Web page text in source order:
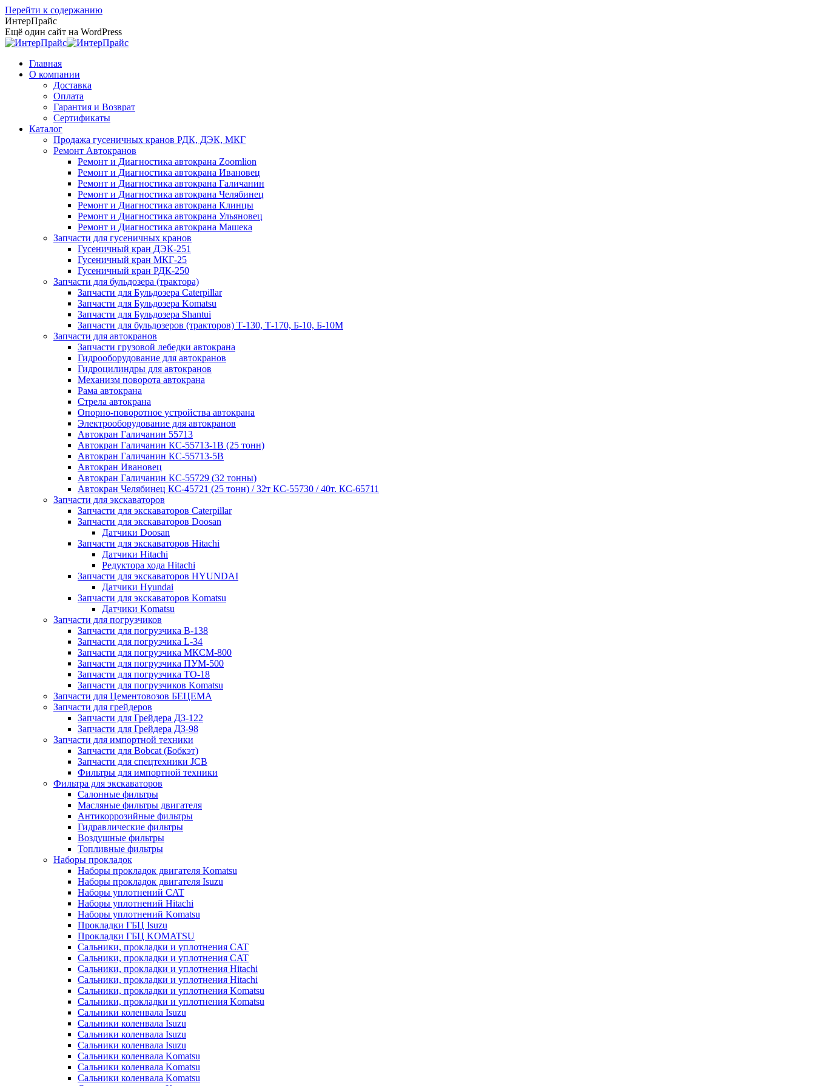
Перейти к содержанию
ИнтерПрайс
Ещё один сайт на WordPress
Главная
О компании
Доставка
Оплата
Гарантия и Возврат
Сертификаты
Каталог
Продажа гусеничных кранов РДК, ДЭК, МКГ
Ремонт Автокранов
Ремонт и Диагностика автокрана Zoomlion
Ремонт и Диагностика автокрана Ивановец
Ремонт и Диагностика автокрана Галичанин
Ремонт и Диагностика автокрана Челябинец
Ремонт и Диагностика автокрана Клинцы
Ремонт и Диагностика автокрана Ульяновец
Ремонт и Диагностика автокрана Машека
Запчасти для гусеничных кранов
Гусеничный кран ДЭК-251
Гусеничный кран МКГ-25
Гусеничный кран РДК-250
Запчасти для бульдозера (трактора)
Запчасти для Бульдозера Caterpillar
Запчасти для Бульдозера Komatsu
Запчасти для Бульдозера Shantui
Запчасти для бульдозеров (тракторов) Т-130, Т-170, Б-10, Б-10М
Запчасти для автокранов
Запчасти грузовой лебедки автокрана
Гидрооборудование для автокранов
Гидроцилиндры для автокранов
Механизм поворота автокрана
Рама автокрана
Стрела автокрана
Опорно-поворотное устройства автокрана
Электрооборудование для автокранов
Автокран Галичанин 55713
Автокран Галичанин КС-55713-1В (25 тонн)
Автокран Галичанин КС-55713-5В
Автокран Ивановец
Автокран Галичанин КС-55729 (32 тонны)
Автокран Челябинец КС-45721 (25 тонн) / 32т КС-55730 / 40т. КС-65711
Запчасти для экскаваторов
Запчасти для экскаваторов Caterpillar
Запчасти для экскаваторов Doosan
Датчики Doosan
Запчасти для экскаваторов Hitachi
Датчики Hitachi
Редуктора хода Hitachi
Запчасти для экскаваторов HYUNDAI
Датчики Hyundai
Запчасти для экскаваторов Komatsu
Датчики Komatsu
Запчасти для погрузчиков
Запчасти для погрузчика B-138
Запчасти для погрузчика L-34
Запчасти для погрузчика МКСМ-800
Запчасти для погрузчика ПУМ-500
Запчасти для погрузчика ТО-18
Запчасти для погрузчиков Komatsu
Запчасти для Цементовозов БЕЦЕМА
Запчасти для грейдеров
Запчасти для Грейдера ДЗ-122
Запчасти для Грейдера ДЗ-98
Запчасти для импортной техники
Запчасти для Bobcat (Бобкэт)
Запчасти для спецтехники JCB
Фильтры для импортной техники
Фильтра для экскаваторов
Салонные фильтры
Масляные фильтры двигателя
Антикоррозийные фильтры
Гидравлические фильтры
Воздушные фильтры
Топливные фильтры
Наборы прокладок
Наборы прокладок двигателя Komatsu
Наборы прокладок двигателя Isuzu
Наборы уплотнений CAT
Наборы уплотнений Hitachi
Наборы уплотнений Komatsu
Прокладки ГБЦ Isuzu
Прокладки ГБЦ KOMATSU
Сальники, прокладки и уплотнения CAT
Сальники, прокладки и уплотнения CAT
Сальники, прокладки и уплотнения Hitachi
Сальники, прокладки и уплотнения Hitachi
Сальники, прокладки и уплотнения Komatsu
Сальники, прокладки и уплотнения Komatsu
Сальники коленвала Isuzu
Сальники коленвала Isuzu
Сальники коленвала Isuzu
Сальники коленвала Isuzu
Сальники коленвала Komatsu
Сальники коленвала Komatsu
Сальники коленвала Komatsu